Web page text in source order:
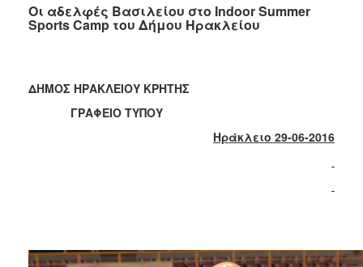
2022
2021
2019
2018
2011
Οι αδελφές Βασιλείου στο Indoor Summer
Sports Camp του Δήμου Ηρακλείου
ΔΗΜΟΣ ΗΡΑΚΛΕΙΟΥ ΚΡΗΤΗΣ
ΓΡΑΦΕΙΟ ΤΥΠΟΥ
Ηράκλειο 29-06-2016